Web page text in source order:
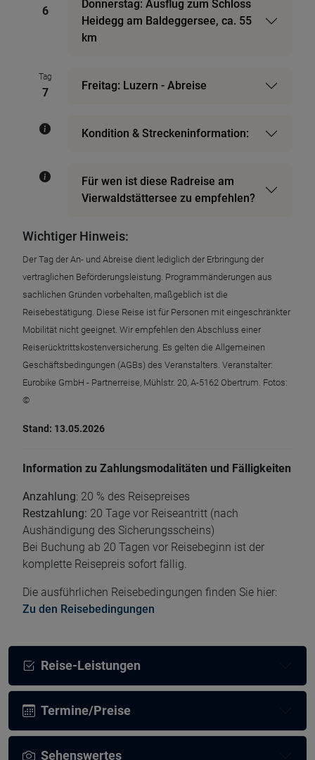
6
Donnerstag: Ausflug zum Schloss
Heidegg am Baldeggersee, ca. 55
km
Tag
7
Freitag: Luzern - Abreise
Kondition & Streckeninformation:
Für wen ist diese Radreise am
Vierwaldstättersee zu empfehlen?
Wichtiger Hinweis:
Der Tag der An- und Abreise dient lediglich der Erbringung der
vertraglichen Beförderungsleistung. Programmänderungen aus
sachlichen Gründen vorbehalten, maßgeblich ist die
Reisebestätigung. Diese Reise ist für Personen mit eingeschränkter
Mobilität nicht geeignet. Wir empfehlen den Abschluss einer
Reiserücktrittskostenversicherung. Es gelten die Allgemeinen
Geschäftsbedingungen (AGBs) des Veranstalters. Veranstalter:
Eurobike GmbH - Partnerreise, Mühlstr. 20, A-5162 Obertrum. Fotos:
©
Stand: 13.05.2026
Information zu Zahlungsmodalitäten und Fälligkeiten
Anzahlung: 20 % des Reisepreises
Restzahlung: 20 Tage vor Reiseantritt (nach
Aushändigung des Sicherungsscheins)
Bei Buchung ab 20 Tagen vor Reisebeginn ist der
komplette Reisepreis sofort fällig.
Die ausführlichen Reisebedingungen finden Sie hier:
Zu den Reisebedingungen
Reise-Leistungen
Termine/Preise
Sehenswertes